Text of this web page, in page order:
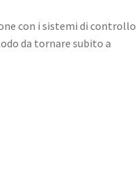
con i sistemi di controllo
da tornare subito a